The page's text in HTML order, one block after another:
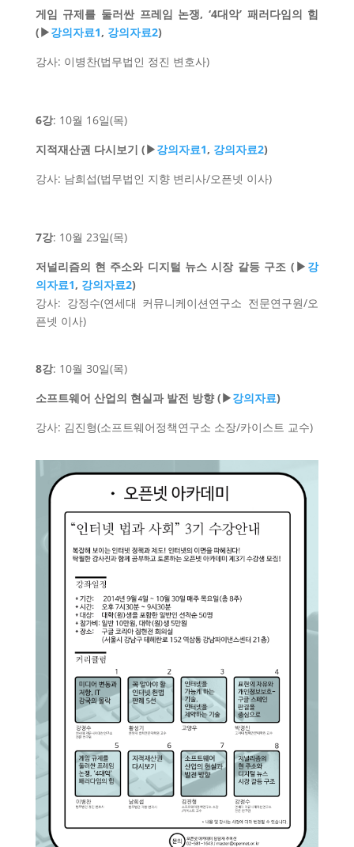
게임 규제를 둘러싼 프레임 논쟁, ‘4대악’ 패러다임의 힘
(▶강의자료1, 강의자료2)
강사: 이병찬(법무법인 정진 변호사)
6강: 10월 16일(목)
지적재산권 다시보기 (▶강의자료1, 강의자료2)
강사: 남희섭(법무법인 지향 변리사/오픈넷 이사)
7강: 10월 23일(목)
저널리즘의 현 주소와 디지털 뉴스 시장 갈등 구조 (▶ 강
의자료1, 강의자료2)
강사: 강정수(연세대 커뮤니케이션연구소 전문연구원/오
픈넷 이사)
8강: 10월 30일(목)
소프트웨어 산업의 현실과 발전 방향 (▶강의자료)
강사: 김진형(소프트웨어정책연구소 소장/카이스트 교수)